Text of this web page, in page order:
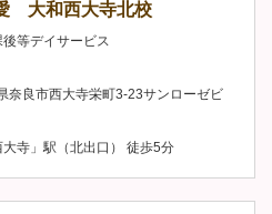
大和西大寺北校
等デイサービス
良市西大寺栄町3-23サンローゼビ
寺」駅（北出口） 徒歩5分